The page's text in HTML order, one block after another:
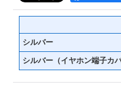
シルバー
シルバー（イヤホン端子カバ